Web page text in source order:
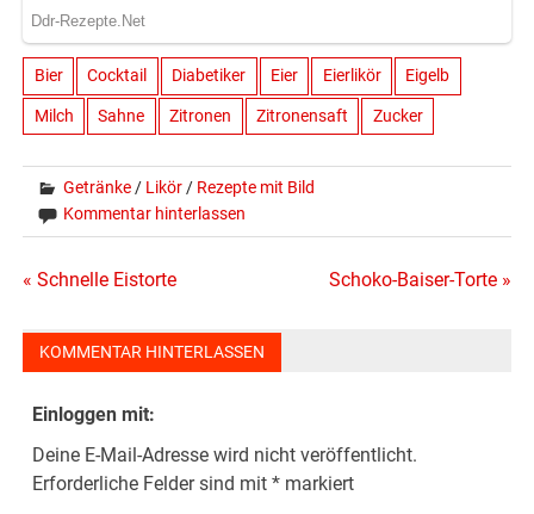
Bier Cocktail Diabetiker Eier Eierlikör Eigelb
Milch Sahne Zitronen Zitronensaft Zucker
Getränke / Likör / Rezepte mit Bild
Kommentar hinterlassen
Beitragsnavigation
« Schnelle Eistorte Schoko-Baiser-Torte »
KOMMENTAR HINTERLASSEN
Einloggen mit:
Deine E-Mail-Adresse wird nicht veröffentlicht.
Erforderliche Felder sind mit* markiert